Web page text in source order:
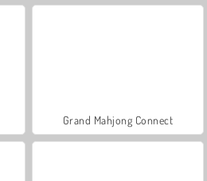
Grand Mahjong Connect